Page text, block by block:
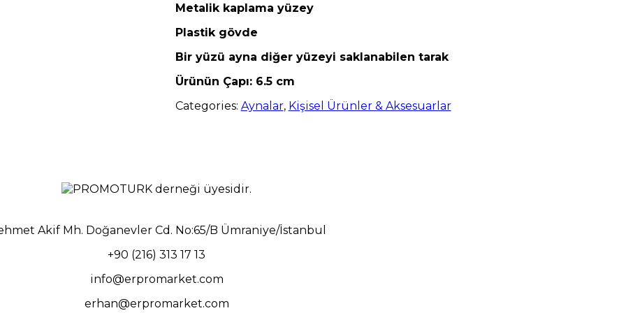
Metalik kaplama yüzey
Plastik gövde
Bir yüzü ayna diğer yüzeyi saklanabilen tarak
Ürünün Çapı: 6.5 cm
Categories: Aynalar, Kişisel Ürünler & Aksesuarlar
Akif Mh. Doğanevler Cd. No:65/B Ümraniye/İstanbul
+90 (216) 313 17 13
info@erpromarket.com
erhan@erpromarket.com